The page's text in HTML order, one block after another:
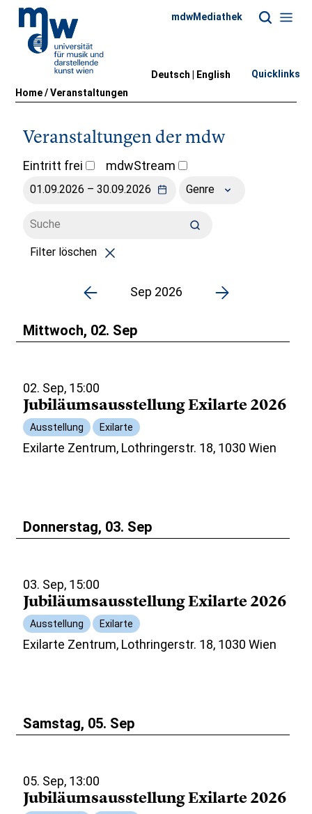
Home/Veranstaltungen
mdwMediathek
Deutsch | English Quicklinks
Veranstaltungen der mdw
Eintritt frei mdwStream
Genre
Filter löschen
Sep 2026
Mittwoch, 02. Sep
02. Sep, 15:00
Jubiläumsausstellung Exilarte 2026
Ausstellung Exilarte
Exilarte Zentrum, Lothringerstr. 18, 1030 Wien
Donnerstag, 03. Sep
03. Sep, 15:00
Jubiläumsausstellung Exilarte 2026
Ausstellung Exilarte
Exilarte Zentrum, Lothringerstr. 18, 1030 Wien
Samstag, 05. Sep
05. Sep, 13:00
Jubiläumsausstellung Exilarte 2026